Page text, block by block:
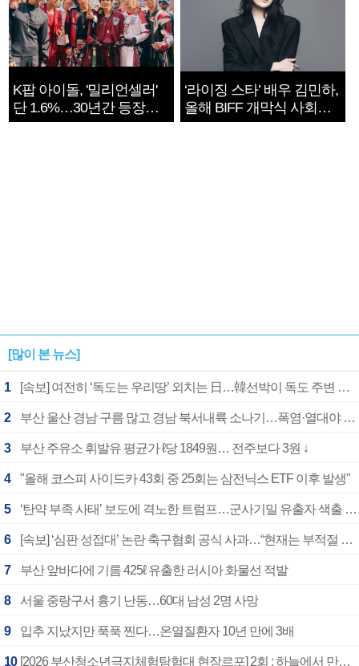
K팝 아이돌, '밀리언셀러'
단 1.6%…30년간 등장
1182개팀 전수조사
‘라이징 스타’ 배우 김민하,
올해 BIFF 개막식 사회자
확정
[많이 본 뉴스]
1 [속보] 여전히 ‘독도는 우리땅’ 외치는 日…韓선박이 독도 주변 해양조사 활동하자 반발
2 부산 울산 경남 구름 많고 경남 북서내륙 소나기…폭염·열대야 계속
3 부산 주유소 휘발유 평균가 ℓ당 1849원… 전주보다 3원 ↓
4 "올해 코스피 사이드카 43회 중 25회는 삼전닉스 ETF 이후 발생"
5 ‘탄약 부족 사태’ 보도에 격노한 트럼프…군사기밀 유출자 색출 지시
6 [속보] ‘심판 성접대’ 논란 축구협회 공식 사과…“현재는 부적절 행위 없어”
7 부산 앞바다에 기름 425ℓ 유출한 러시아 화물선 적발
8 서울 중랑구서 흉기 난동…60대 남성 2명 사망
9 입추 지났지만 푹푹 찐다…온열질환자 10년 만에 3배
10 [2026 부산청소년극지체험탐험대 현장르포] 2회 : 하늘에서 만난 얼음의 나라